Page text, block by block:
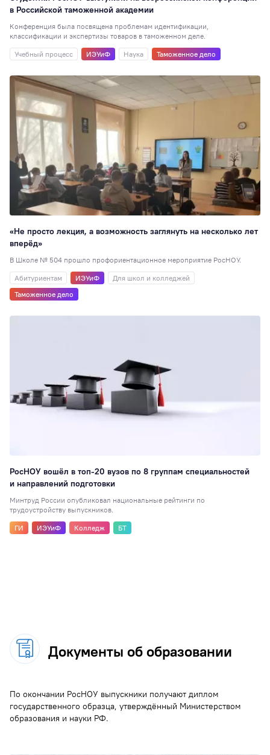
в Российской таможенной академии
Конференция была посвящена проблемам идентификации,
классификации и экспертизы товаров в таможенном деле.
Учебный процесс
ИЭУиФ Наука Таможенное дело
«Не просто лекция, а возможность заглянуть на несколько лет
вперёд»
В Школе № 504 прошло профориентационное мероприятие РосНОУ.
Абитуриентам
ИЭУиФ
Для школ и колледжей
Таможенное дело
РосНОУ вошёл в топ-20 вузов по 8 группам специальностей
и направлений подготовки
Минтруд России опубликовал национальные рейтинги по
трудоустройству выпускников.
ГИ
ИЭУиФ Колледж БТ
Документы об образовании
По окончании РосНОУ выпускники получают диплом
государственного образца, утверждённый Министерством
образования и науки РФ.